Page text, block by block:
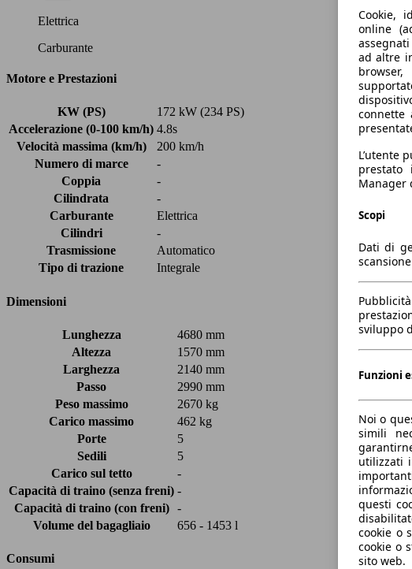
Elettrica
Carburante
Motore e Prestazioni
KW (PS)
172 kW (234 PS)
Accelerazione (0-100 km/h) 4.8s
Velocità massima (km/h)
200 km/h
Numero di marce
-
Coppia
-
Cilindrata
-
Carburante
Elettrica
Cilindri
-
Trasmissione
Automatico
Tipo di trazione
Integrale
Dimensioni
Lunghezza
4680 mm
Altezza
1570 mm
Larghezza
2140 mm
Passo
2990 mm
Peso massimo
2670 kg
Carico massimo
462 kg
Porte
5
Sedili
5
Carico sul tetto
-
Capacità di traino (senza freni) -
Capacità di traino (con freni)
-
Volume del bagagliaio
656 - 1453 l
Consumi
Cookie,
online
ad altre
connette
L’utente
prestato
Manager
Scopi
Dati di
sviluppo
Funzioni
Noi o
simili
utilizzati
questi
cookie o
cookie o
sito web.